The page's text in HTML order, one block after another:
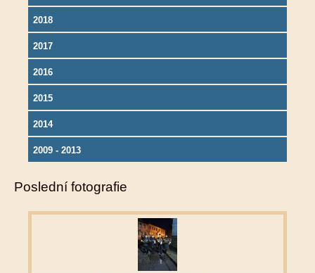
2018
2017
2016
2015
2014
2009 - 2013
Poslední fotografie